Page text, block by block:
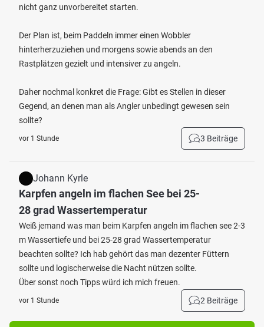
nicht ganz unvorbereitet starten.
Der Plan ist, beim Paddeln immer einen Wobbler
hinterherzuziehen und morgens sowie abends an den
Rastplätzen gezielt und intensiver zu angeln.
Daher nochmal konkret die Frage: Gibt es Stellen in dieser
Gegend, an denen man als Angler unbedingt gewesen sein
sollte?
vor 1 Stunde 3 Beiträge
Johann Kyrle
Karpfen angeln im flachen See bei 25-
28 grad Wassertemperatur
Weiß jemand was man beim Karpfen angeln im flachen see 2-3
m Wassertiefe und bei 25-28 grad Wassertemperatur
beachten sollte? Ich hab gehört das man dezenter Füttern
sollte und logischerweise die Nacht nützen sollte.
Über sonst noch Tipps würd ich mich freuen.
vor 1 Stunde 2 Beiträge